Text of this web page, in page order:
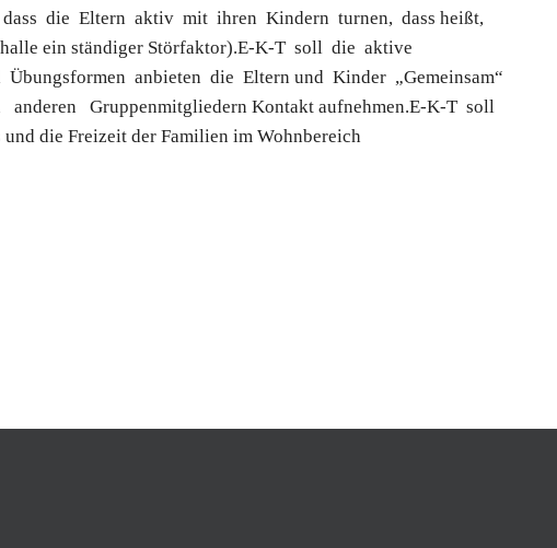
die Eltern aktiv mit ihren Kindern turnen, dass heißt,
ein ständiger Störfaktor).E-K-T soll die aktive
anbieten die Eltern und Kinder „Gemeinsam“
Gruppenmitgliedern Kontakt aufnehmen.E-K-T soll
die Freizeit der Familien im Wohnbereich